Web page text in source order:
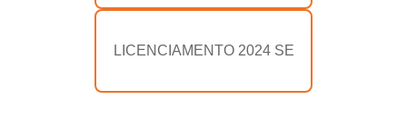
LICENCIAMENTO 2024 SE